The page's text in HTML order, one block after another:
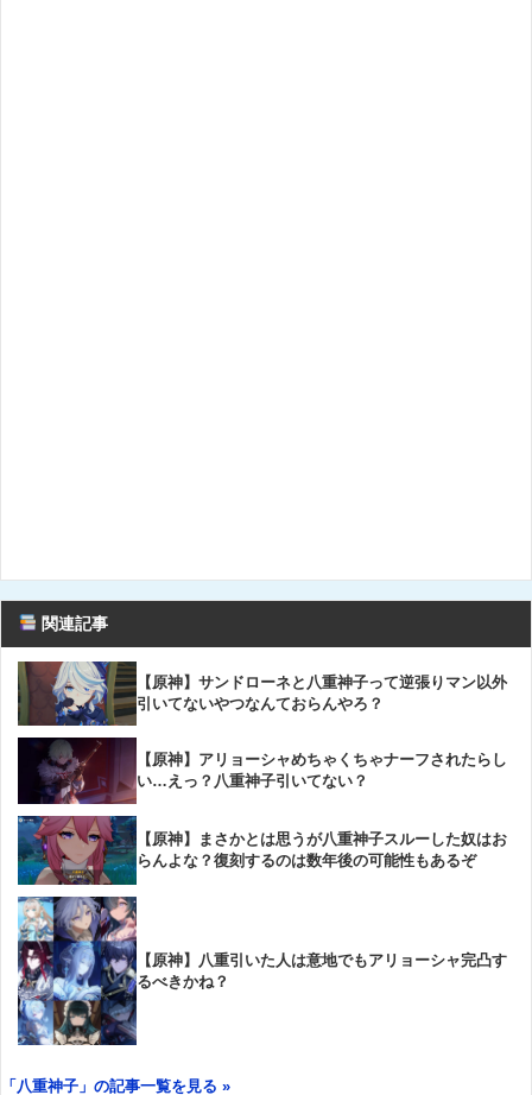
関連記事
【原神】サンドローネと八重神子って逆張りマン以外
引いてないやつなんておらんやろ？
【原神】アリョーシャめちゃくちゃナーフされたらし
い…えっ？八重神子引いてない？
【原神】まさかとは思うが八重神子スルーした奴はお
らんよな？復刻するのは数年後の可能性もあるぞ
【原神】八重引いた人は意地でもアリョーシャ完凸す
るべきかね？
「八重神子」の記事一覧を見る »